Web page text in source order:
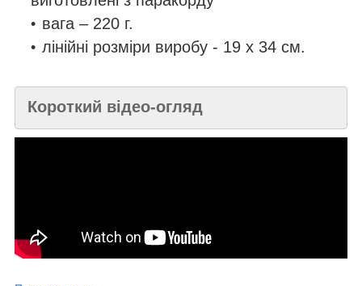
вага – 220 г.
лінійні розміри виробу - 19 х 34 см.
Короткий відео-огляд